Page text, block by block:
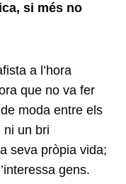
si més no
a l’hora
que no va fer
moda entre els
ni un bri
seva pròpia vida;
gens.